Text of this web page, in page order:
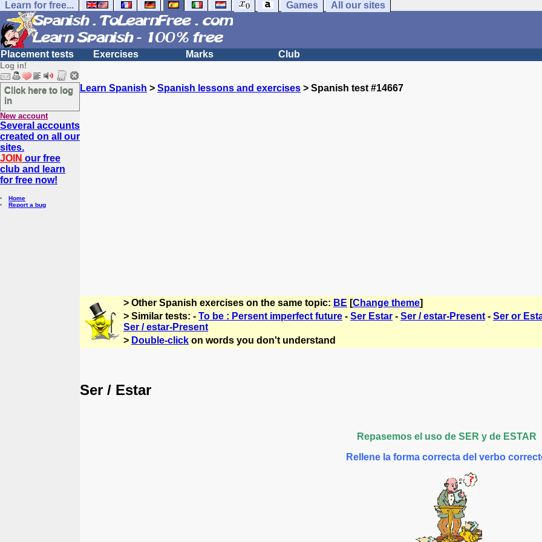
Learn for free... Games All our sites
Placement tests Exercises Marks Club
Log in!
Click here to log
in
New account
Several accounts
created on all our
sites.
JOIN our free
club and learn
for free now!
Home
Report a bug
Learn Spanish > Spanish lessons and exercises > Spanish test #14667
> Other Spanish exercises on the same topic: BE [Change theme]
> Similar tests: - To be : Persent imperfect future - Ser Estar - Ser / estar-Present - Ser or
Ser / estar-Present
> Double-click on words you don't understand
Ser / Estar
Repasemos el uso de SER y de ESTAR
Rellene la forma correcta del verbo